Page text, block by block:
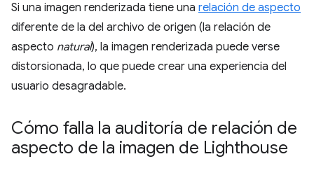
Si una imagen renderizada tiene una relación de aspecto
diferente de la del archivo de origen (la relación de
aspecto natural), la imagen renderizada puede verse
distorsionada, lo que puede crear una experiencia del
usuario desagradable.
Cómo falla la auditoría de relación de
aspecto de la imagen de Lighthouse